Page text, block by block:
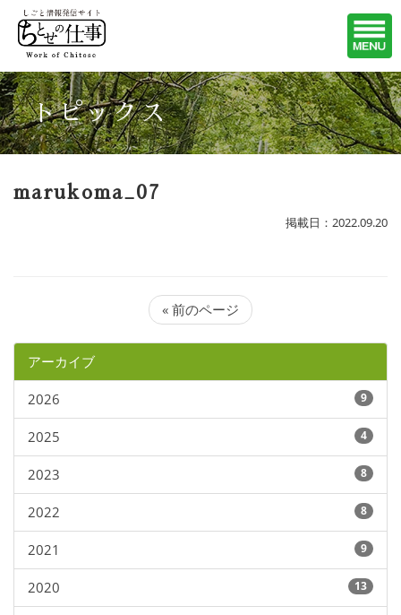
トピックス
marukoma_07
掲載日：2022.09.20
« 前のページ
アーカイブ
2026 9
2025 4
2023 8
2022 8
2021 9
2020 13